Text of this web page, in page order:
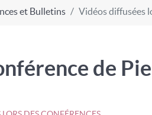
et Bulletins Vidéos diffusées
de